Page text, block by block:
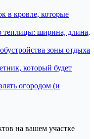
в кровле, которые
теплицы: ширина, длина,
зоны отдыха
который будет
огородом (и
на вашем участке